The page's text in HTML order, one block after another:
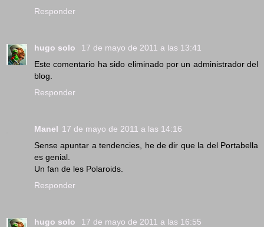
Responder
hugo solo
17 de mayo de 2011 a las 13:41
Este comentario ha sido eliminado por un administrador del
blog.
Responder
Manel 17 de mayo de 2011 a las 14:16
Sense apuntar a tendencies, he de dir que la del Portabella
es genial.
Un fan de les Polaroids.
Responder
hugo solo
17 de mayo de 2011 a las 16:55